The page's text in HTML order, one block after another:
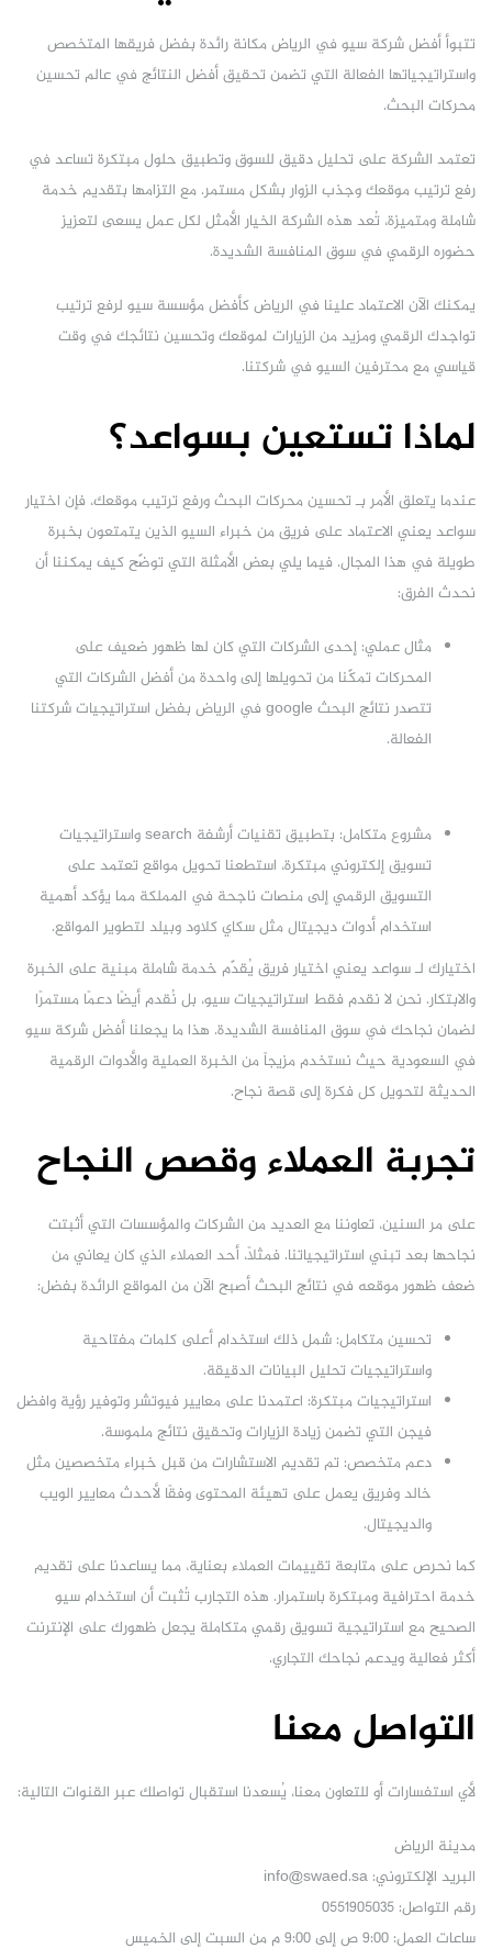
تتبوأ أفضل شركة سيو في الرياض مكانة رائدة بفضل فريقها المتخصص
واستراتيجياتها الفعالة التي تضمن تحقيق أفضل النتائج في عالم تحسين
محركات البحث.
تعتمد الشركة على تحليل دقيق للسوق وتطبيق حلول مبتكرة تساعد في
رفع ترتيب موقعك وجذب الزوار بشكل مستمر. مع التزامها بتقديم خدمة
شاملة ومتميزة، تُعد هذه الشركة الخيار الأمثل لكل عمل يسعى لتعزيز
حضوره الرقمي في سوق المنافسة الشديدة.
يمكنك الآن الاعتماد علينا في الرياض كأفضل مؤسسة سيو لرفع ترتيب
تواجدك الرقمي ومزيد من الزيارات لموقعك وتحسين نتائجك في وقت
قياسي مع محترفين السيو في شركتنا.
لماذا تستعين بسواعد؟
عندما يتعلق الأمر بـ تحسين محركات البحث ورفع ترتيب موقعك، فإن اختيار
سواعد يعني الاعتماد على فريق من خبراء السيو الذين يتمتعون بخبرة
طويلة في هذا المجال. فيما يلي بعض الأمثلة التي توضّح كيف يمكننا أن
نحدث الفرق:
مثال عملي: إحدى الشركات التي كان لها ظهور ضعيف على
المحركات تمكّنا من تحويلها إلى واحدة من أفضل الشركات التي
تتصدر نتائج البحث google في الرياض بفضل استراتيجيات شركتنا
الفعالة.
مشروع متكامل: بتطبيق تقنيات أرشفة search واستراتيجيات
تسويق إلكتروني مبتكرة، استطعنا تحويل مواقع تعتمد على
التسويق الرقمي إلى منصات ناجحة في المملكة مما يؤكد أهمية
استخدام أدوات ديجيتال مثل سكاي كلاود وبيلد لتطوير المواقع.
اختيارك لـ سواعد يعني اختيار فريق يُقدّم خدمة شاملة مبنية على الخبرة
والابتكار. نحن لا نقدم فقط استراتيجيات سيو، بل نُقدم أيضًا دعمًا مستمرًا
لضمان نجاحك في سوق المنافسة الشديدة. هذا ما يجعلنا أفضل شركة سيو
في السعودية حيث نستخدم مزيجاً من الخبرة العملية والأدوات الرقمية
الحديثة لتحويل كل فكرة إلى قصة نجاح.
تجربة العملاء وقصص النجاح
على مر السنين، تعاوننا مع العديد من الشركات والمؤسسات التي أثبتت
نجاحها بعد تبني استراتيجياتنا. فمثلاً، أحد العملاء الذي كان يعاني من
ضعف ظهور موقعه في نتائج البحث أصبح الآن من المواقع الرائدة بفضل:
تحسين متكامل: شمل ذلك استخدام أعلى كلمات مفتاحية
واستراتيجيات تحليل البيانات الدقيقة.
استراتيجيات مبتكرة: اعتمدنا على معايير فيوتشر وتوفير رؤية وافضل
فيجن التي تضمن زيادة الزيارات وتحقيق نتائج ملموسة.
دعم متخصص: تم تقديم الاستشارات من قبل خبراء متخصصين مثل
خالد وفريق يعمل على تهيئة المحتوى وفقًا لأحدث معايير الويب
والديجيتال.
كما نحرص على متابعة تقييمات العملاء بعناية، مما يساعدنا على تقديم
خدمة احترافية ومبتكرة باستمرار. هذه التجارب تُثبت أن استخدام سيو
الصحيح مع استراتيجية تسويق رقمي متكاملة يجعل ظهورك على الإنترنت
أكثر فعالية ويدعم نجاحك التجاري.
التواصل معنا
لأي استفسارات أو للتعاون معنا، يُسعدنا استقبال تواصلك عبر القنوات التالية:
مدينة الرياض
البريد الإلكتروني: info@swaed.sa
رقم التواصل: 0551905035
ساعات العمل: 9:00 ص إلى 9:00 م من السبت إلى الخميس